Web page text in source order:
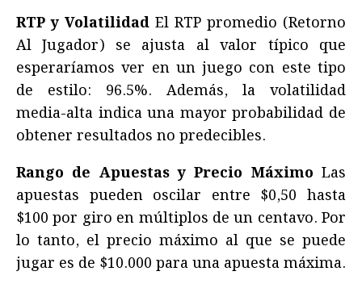
RTP y Volatilidad El RTP promedio (Retorno
Al Jugador) se ajusta al valor típico que
esperaríamos ver en un juego con este tipo
de estilo: 96.5%. Además, la volatilidad
media-alta indica una mayor probabilidad de
obtener resultados no predecibles.
Rango de Apuestas y Precio Máximo Las
apuestas pueden oscilar entre $0,50 hasta
$100 por giro en múltiplos de un centavo. Por
lo tanto, el precio máximo al que se puede
jugar es de $10.000 para una apuesta máxima.